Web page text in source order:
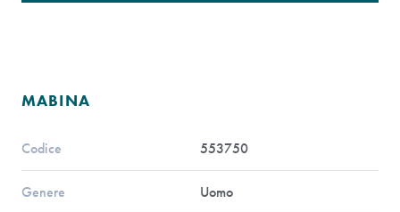
MABINA
Codice 553750
Genere Uomo